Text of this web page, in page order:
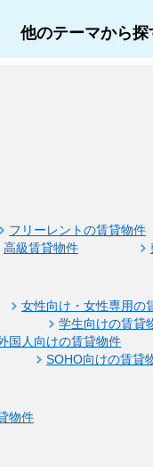
他のテーマから探
フリーレントの賃貸物件
高級賃貸物件
女性向け・女性専用の
学生向けの賃貸
国人向けの賃貸物件
SOHO向けの賃貸
物件